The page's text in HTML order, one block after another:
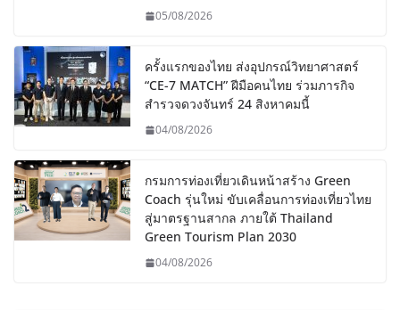
05/08/2026
ครั้งแรกของไทย ส่งอุปกรณ์วิทยาศาสตร์
“CE-7 MATCH” ฝีมือคนไทย ร่วมภารกิจ
สำรวจดวงจันทร์ 24 สิงหาคมนี้
04/08/2026
กรมการท่องเที่ยวเดินหน้าสร้าง Green
Coach รุ่นใหม่ ขับเคลื่อนการท่องเที่ยวไทย
สู่มาตรฐานสากล ภายใต้ Thailand
Green Tourism Plan 2030
04/08/2026